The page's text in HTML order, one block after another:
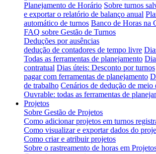
Planejamento de Horário Sobre turnos
e exportar o relatório de balanço anual
automático de turnos Banco de Horas na
FAQ sobre Gestão de Turnos
Deduções por ausências
dedução de contadores de tempo livre
Todas as ferramentas de planejamento
contratual Dias úteis: Desconto por turnos
pagar com ferramentas de planejamento
de trabalho Cenários de dedução de meio
Ouvrable: todas as ferramentas de
Projetos
Sobre Gestão de Projetos
Como adicionar projetos em turnos
Como visualizar e exportar dados do
Como criar e atribuir projetos
Sobre o rastreamento de horas em